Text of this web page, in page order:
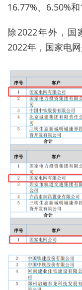
16.77%、6.50%和
除2022年外，国
2022年，国家电